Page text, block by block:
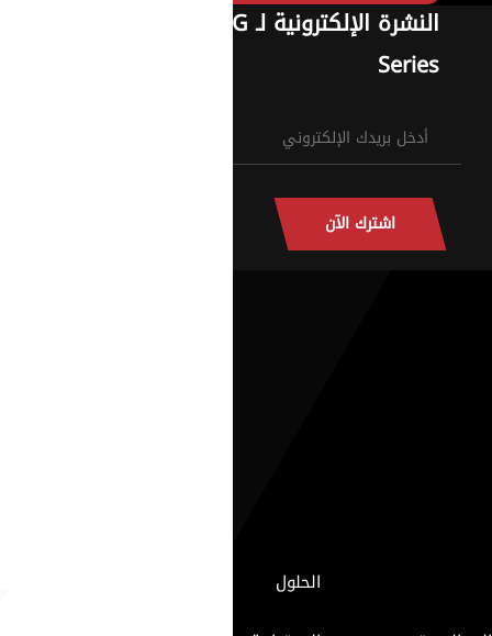
النشرة الإلكترونية لـ G
Series
اشترك الآن
الحلول